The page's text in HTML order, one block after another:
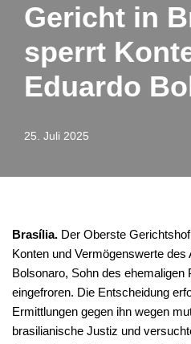
Gericht in
sperrt
Eduardo
25. Juli 2025
Brasília. Der Oberste
Konten und Vermögenswerte des
Bolsonaro, Sohn des ehemaligen
eingefroren. Die Entscheidung
Ermittlungen gegen ihn wegen
brasilianische Justiz und